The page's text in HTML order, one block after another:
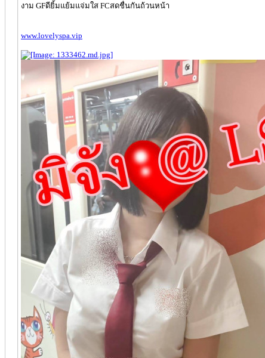
งาม GFดียิ้มแย้มแจ่มใส FCสดชื่นกันถ้วนหน้า
www.lovelyspa.vip